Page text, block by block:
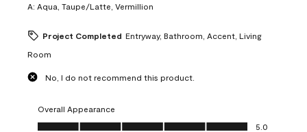
A: Aqua, Taupe/Latte, Vermillion
Project Completed Entryway, Bathroom, Accent, Living
Room
No, I do not recommend this product.
Overall Appearance
Overall Appearance, 5.0 out of 5
5.0